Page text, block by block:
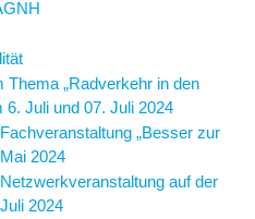
Thema „Radverkehr in den
6. Juli und 07. Juli 2024
„Besser zur
2024
auf der
2024